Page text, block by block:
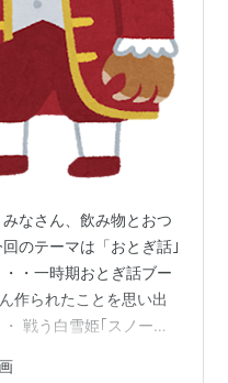
なさん、飲み物とおつ
のテーマは「おとぎ話｣
・一時期おとぎ話ブー
作られたことを思い出
戦う白雪姫｢スノーホ